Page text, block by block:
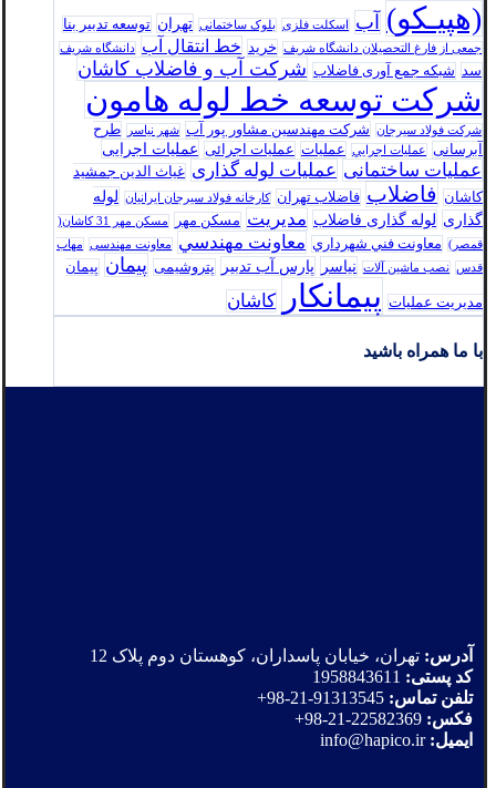
(هپیـکو) آب اسکلت فلزی بلوک ساختمانی تهران توسعه تدبير بنا
جمعی از فارغ التحصیلان دانشگاه شریف خرید خط انتقال آب دانشگاه شریف
سد شبکه جمع آوری فاضلاب شرکت آب و فاضلاب کاشان
شرکت توسعه خط لوله هامون
شرکت فولاد سيرجان شرکت مهندسین مشاور پور آب شهر نیاسر
طرح
آبرسانی
عمليات اجرايي عملیات عملیات اجرائی عملیات اجرایی
عملیات ساختمانی عملیات لوله گذاری غیاث الدین جمشید
کاشان
فاضلاب فاضلاب تهران كارخانه فولاد سيرجان ايرانيان
لوله
گذاری لوله گذاری فاضلاب مدیریت مسکن مهر
مسکن مهر 31 کاشان(
قمصر)
معاونت فني شهرداري معاونت مهندسي معاونت مهندسی
مهاب
قدس
نصب ماشین آلات نیاسر پارس‌ آب تدبير پتروشیمی پیمان پیمان
مدیریت عملیات پیمانکار کاشان
با ما همراه باشید
آدرس: تهران، خیابان پاسداران، کوهستان دوم پلاک 12
کد پستی:
تلفن تماس:
فکس:
ایمیل: info@hapico.ir